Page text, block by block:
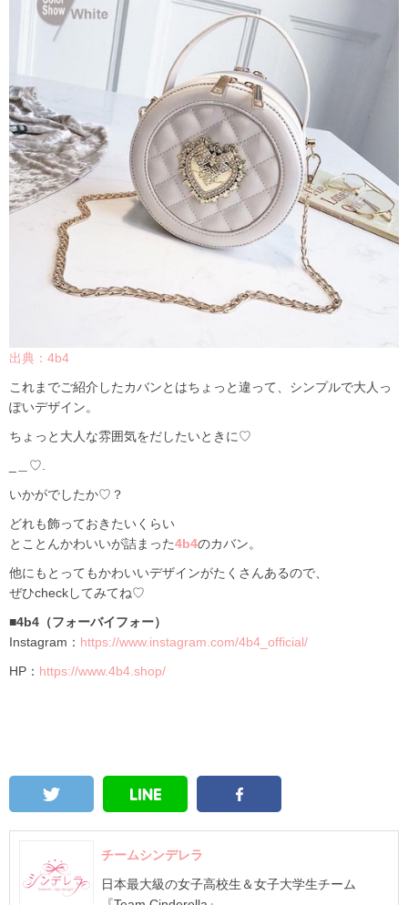
出典：4b4
これまでご紹介したカバンとはちょっと違って、シンプルで大人っ
ぽいデザイン。
ちょっと大人な雰囲気をだしたいときに♡
_＿♡.
いかがでしたか♡？
どれも飾っておきたいくらい
とことんかわいいが詰まった4b4のカバン。
他にもとってもかわいいデザインがたくさんあるので、
ぜひcheckしてみてね♡
■4b4（フォーバイフォー）
Instagram： https://www.instagram.com/4b4_official/
HP： https://www.4b4.shop/
チームシンデレラ
日本最大級の女子高校生＆女子大学生チーム